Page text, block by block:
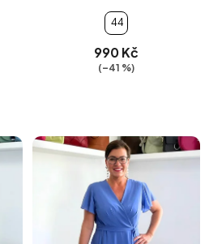
44
990 Kč
(–41 %)